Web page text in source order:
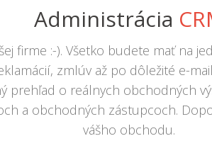
Administrácia
firme :-). Všetko budete mať na
zmlúv až po dôležité e-
prehľad o reálnych obchodných
a obchodných zástupcoch.
vášho obchodu.